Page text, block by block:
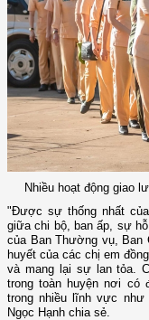
Nhiều hoạt động giao
"Được sự thống nhất
giữa chi bộ, ban ấp, sự
của Ban Thường vụ, Ban
huyết của các chị em
và mang lại sự lan tỏa.
trong toàn huyện nơi có
trong nhiều lĩnh vực
Ngọc Hạnh chia sẻ.